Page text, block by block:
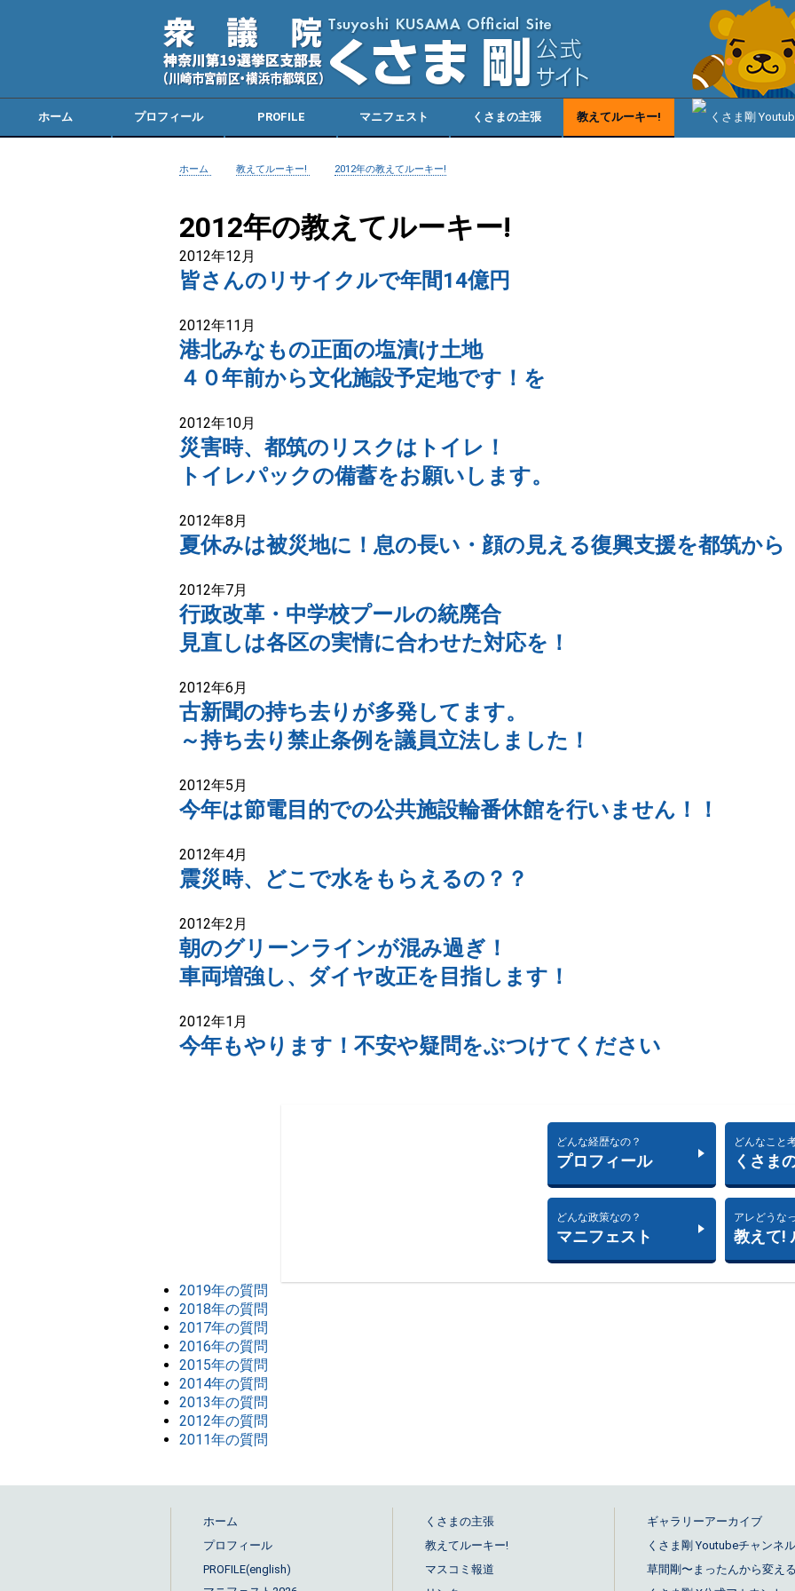
ホーム プロフィール PROFILE マニフェスト くさまの主張 教えてルーキー!
ホーム 教えてルーキー! 2012年の教えてルーキー!
2012年の教えてルーキー!
2012年12月
皆さんのリサイクルで年間14億円
2012年11月
港北みなもの正面の塩漬け土地
４０年前から文化施設予定地です！を
2012年10月
災害時、都筑のリスクはトイレ！
トイレパックの備蓄をお願いします。
2012年8月
夏休みは被災地に！息の長い・顔の見える復興支援を都筑から
2012年7月
行政改革・中学校プールの統廃合
見直しは各区の実情に合わせた対応を！
2012年6月
古新聞の持ち去りが多発してます。
～持ち去り禁止条例を議員立法しました！
2012年5月
今年は節電目的での公共施設輪番休館を行いません！！
2012年4月
震災時、どこで水をもらえるの？？
2012年2月
朝のグリーンラインが混み過ぎ！
車両増強し、ダイヤ改正を目指します！
2012年1月
今年もやります！不安や疑問をぶつけてください
どんな経歴なの？
プロフィール
どんなこと
くさま
どんな政策なの？
マニフェスト
アレどうな
教えて!
2019年の質問
2018年の質問
2017年の質問
2016年の質問
2015年の質問
2014年の質問
2013年の質問
2012年の質問
2011年の質問
ホーム
プロフィール
PROFILE(english)
くさまの主張
教えてルーキー!
マスコミ報道
ギャラリーアーカイブ
くさま剛 Youtubeチャンネル
草間剛〜まったんから変え